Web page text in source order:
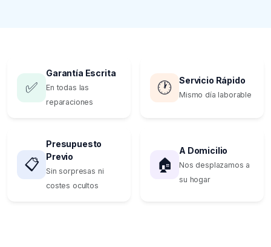
✅
Garantía Escrita
En todas las
reparaciones
🕐 Servicio Rápido
Mismo día laborable
📋
Presupuesto
Previo
Sin sorpresas ni
costes ocultos
🏠
A Domicilio
Nos desplazamos a
su hogar